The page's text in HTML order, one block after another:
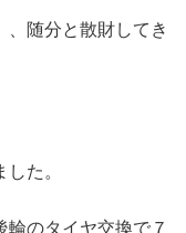
随分と散財してき
た。
のタイヤ交換で７